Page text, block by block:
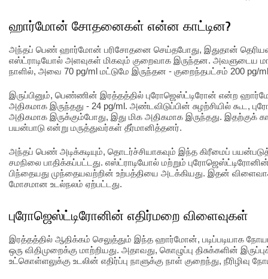
ஹார்மோன் சோதனைகள் என்ன காட்டின?
அந்தப் பெண் ஹார்மோன் பரிசோதனை செய்தபோது, இதுதான்
எஸ்ட்ராடியோல் அளவுகள் மிகவும் குறைவாக இருந்தன. அவளுடைய
நாளில், அவை 70 pg/ml மட்டுமே இருந்தன - குறைந்தபட்சம் 200
இருப்பினும், பெண்ணின் இரத்தத்தில் புரோஜெஸ்ட்டிரோன் என்ற
அதிகமாக இருந்தது - 24 pg/ml. அண்டவிடுப்பின் சுழற்சியில் கூட,
அதிகமாக இருக்கும்போது, இது மிக அதிகமாக இருந்தது. இதற்குக்
பயன்பாடு என்று மருத்துவர்கள் தீர்மானித்தனர்.
அந்தப் பெண் அடிக்கடியும், தொடர்ச்சியாகவும் இந்த கிரீமைப்
சமநிலை பாதிக்கப்பட்டது. எஸ்ட்ராடியோல் மற்றும்
பிந்தையது முந்தையவற்றின் உற்பத்தியை அடக்கியது. இதன்
மோசமான உடல்நலம் ஏற்பட்டது.
புரோஜெஸ்ட்டிரோனின் எதிர்மறை விளைவுகள்
இரத்தத்தில் ஆதிக்கம் செலுத்தும் இந்த ஹார்மோன், படிப்படியாக
ஒரு விதிமுறைக்கு மாற்றியது. அதாவது, கொழுப்பு திசுக்களின்
உட்கொள்ளலுக்கு உடலின் எதிர்ப்பு நாளுக்கு நாள் குறைந்து, நீரிழிவு